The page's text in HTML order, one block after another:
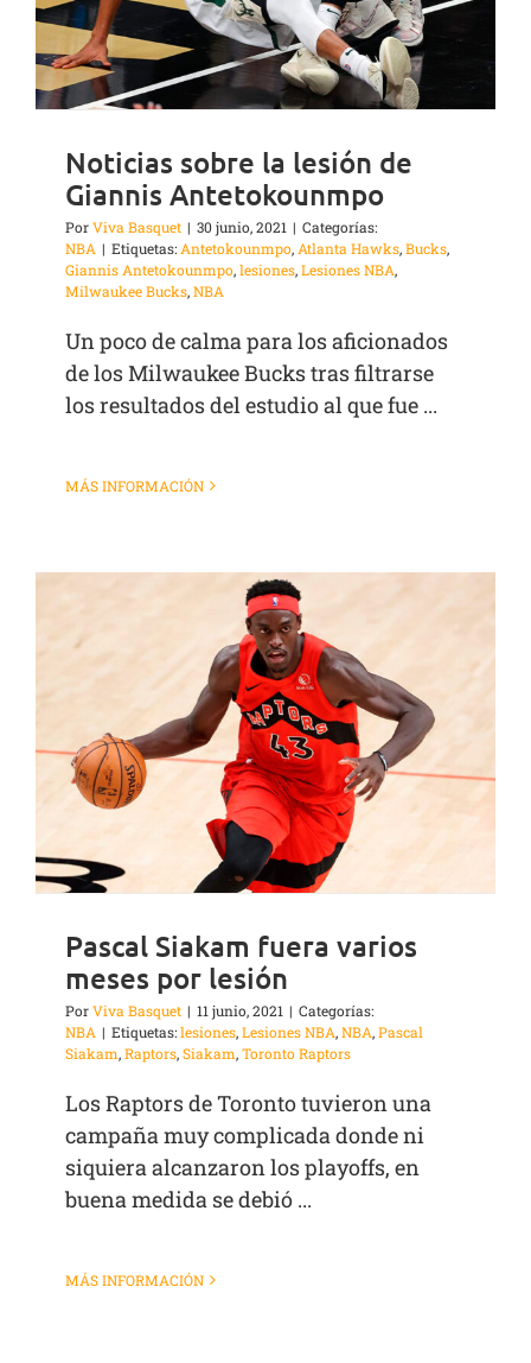
Noticias sobre la lesión de
Giannis Antetokounmpo
PorViva Basquet | 30 junio, 2021 | Categorías:
NBA | Etiquetas: Antetokounmpo, Atlanta Hawks,Bucks,
Giannis Antetokounmpo,lesiones,Lesiones NBA,
Milwaukee Bucks,NBA
Un poco de calma para los aficionados
de los Milwaukee Bucks tras filtrarse
los resultados del estudio al que fue ...
MÁS INFORMACIÓN
Pascal Siakam fuera varios
meses por lesión
PorViva Basquet | 11 junio, 2021 | Categorías:
NBA | Etiquetas:lesiones,Lesiones NBA,NBA,Pascal
Siakam,Raptors,Siakam,Toronto Raptors
Los Raptors de Toronto tuvieron una
campaña muy complicada donde ni
siquiera alcanzaron los playoffs, en
buena medida se debió ...
MÁS INFORMACIÓN